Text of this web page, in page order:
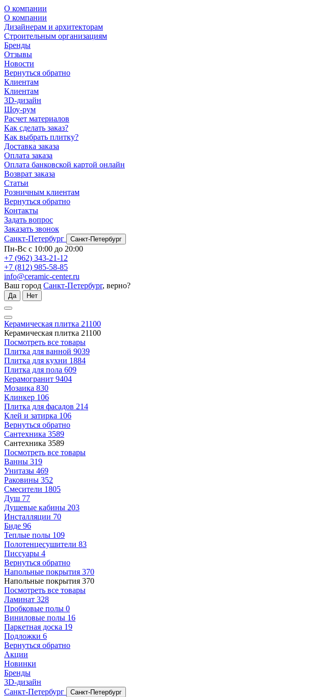
О компании
О компании
Дизайнерам и архитекторам
Строительным организациям
Бренды
Отзывы
Новости
Вернуться обратно
Клиентам
Клиентам
3D-дизайн
Шоу-рум
Расчет материалов
Как сделать заказ?
Как выбрать плитку?
Доставка заказа
Оплата заказа
Оплата банковской картой онлайн
Возврат заказа
Статьи
Розничным клиентам
Вернуться обратно
Контакты
Задать вопрос
Заказать звонок
Санкт-Петербург
Санкт-Петербург
Пн-Вс с 10:00 до 20:00
+7 (962) 343-21-12
+7 (812) 985-58-85
info@ceramic-center.ru
Ваш город Санкт-Петербург, верно?
Да Нет
Керамическая плитка 21100
Керамическая плитка 21100
Посмотреть все товары
Плитка для ванной 9039
Плитка для кухни 1884
Плитка для пола 609
Керамогранит 9404
Мозаика 830
Клинкер 106
Плитка для фасадов 214
Клей и затирка 106
Вернуться обратно
Сантехника 3589
Сантехника 3589
Посмотреть все товары
Ванны 319
Унитазы 469
Раковины 352
Смесители 1805
Душ 77
Душевые кабины 203
Инсталляции 70
Биде 96
Теплые полы 109
Полотенцесушители 83
Писсуары 4
Вернуться обратно
Напольные покрытия 370
Напольные покрытия 370
Посмотреть все товары
Ламинат 328
Пробковые полы 0
Виниловые полы 16
Паркетная доска 19
Подложки 6
Вернуться обратно
Акции
Новинки
Бренды
3D-дизайн
Санкт-Петербург
Санкт-Петербург